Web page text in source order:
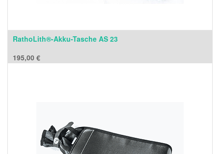
RathoLith®-Akku-Tasche AS 23
195,00 €